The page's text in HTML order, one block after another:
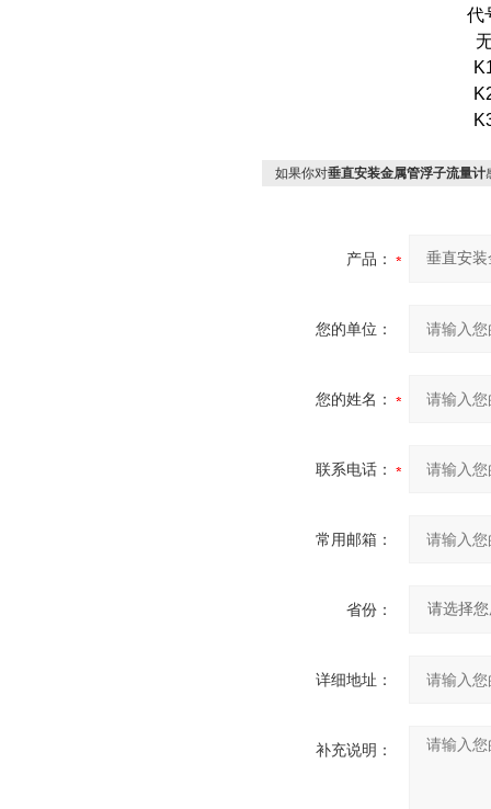
代
如果你对垂直安装金属管浮子流量计
产品：
您的单位：
您的姓名：
联系电话：
常用邮箱：
省份：
详细地址：
补充说明：